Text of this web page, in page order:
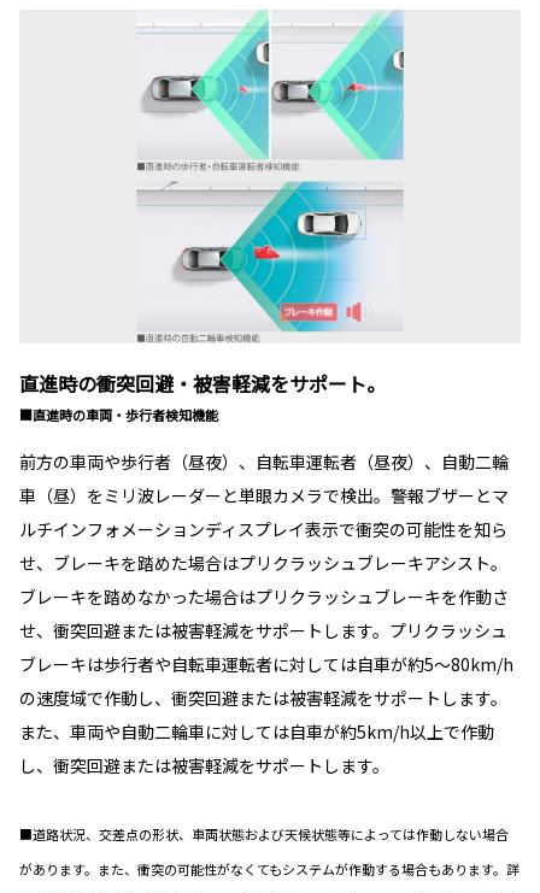
直進時の衝突回避・被害軽減をサポート。
■直進時の車両・歩行者検知機能
前方の車両や歩行者（昼夜）、自転車運転者（昼夜）、自動二輪
車（昼）をミリ波レーダーと単眼カメラで検出。警報ブザーとマ
ルチインフォメーションディスプレイ表示で衝突の可能性を知ら
せ、ブレーキを踏めた場合はプリクラッシュブレーキアシスト。
ブレーキを踏めなかった場合はプリクラッシュブレーキを作動さ
せ、衝突回避または被害軽減をサポートします。プリクラッシュ
ブレーキは歩行者や自転車運転者に対しては自車が約5〜80km/h
の速度域で作動し、衝突回避または被害軽減をサポートします。
また、車両や自動二輪車に対しては自車が約5km/h以上で作動
し、衝突回避または被害軽減をサポートします。
■道路状況、交差点の形状、車両状態および天候状態等によっては作動しない場合
があります。また、衝突の可能性がなくてもシステムが作動する場合もあります。詳